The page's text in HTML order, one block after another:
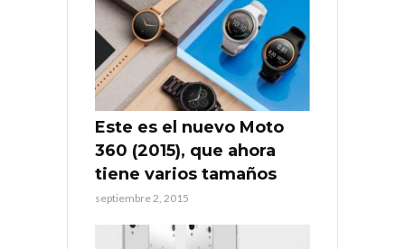
Este es el nuevo Moto
360 (2015), que ahora
tiene varios tamaños
septiembre 2, 2015